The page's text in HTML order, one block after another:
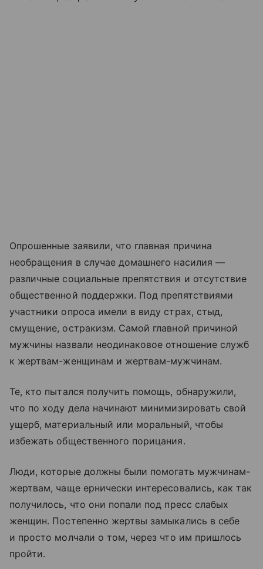
Опрошенные заявили, что главная причина
необращения в случае домашнего насилия —
различные социальные препятствия и отсутствие
общественной поддержки. Под препятствиями
участники опроса имели в виду страх, стыд,
смущение, остракизм. Самой главной причиной
мужчины назвали неодинаковое отношение служб
к жертвам-женщинам и жертвам-мужчинам.
Те, кто пытался получить помощь, обнаружили,
что по ходу дела начинают минимизировать свой
ущерб, материальный или моральный, чтобы
избежать общественного порицания.
Люди, которые должны были помогать мужчинам-
жертвам, чаще ернически интересовались, как так
получилось, что они попали под пресс слабых
женщин. Постепенно жертвы замыкались в себе
и просто молчали о том, через что им пришлось
пройти.